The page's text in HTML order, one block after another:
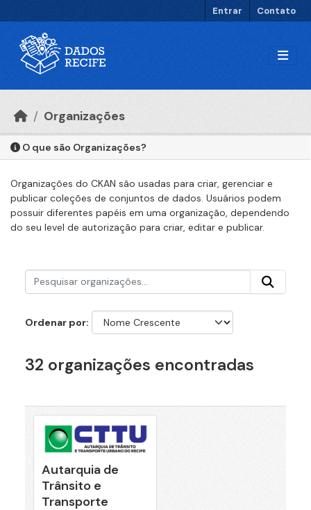
Entrar Contato
Organizações
O que são Organizações?
Organizações do CKAN são usadas para criar, gerenciar e
publicar coleções de conjuntos de dados. Usuários podem
possuir diferentes papéis em uma organização, dependendo
do seu level de autorização para criar, editar e publicar.
Ordenar por
32 organizações encontradas
Autarquia de
Trânsito e
Transporte